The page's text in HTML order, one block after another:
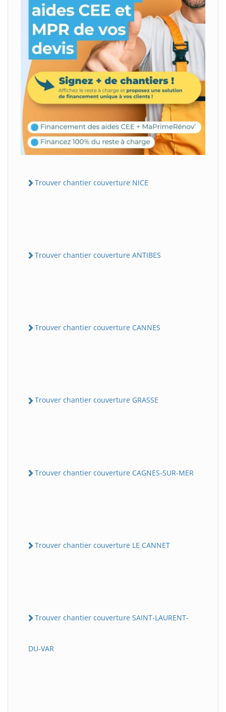
Trouver chantier couverture NICE
Trouver chantier couverture ANTIBES
Trouver chantier couverture CANNES
Trouver chantier couverture GRASSE
Trouver chantier couverture CAGNES-SUR-MER
Trouver chantier couverture LE CANNET
Trouver chantier couverture SAINT-LAURENT-
DU-VAR